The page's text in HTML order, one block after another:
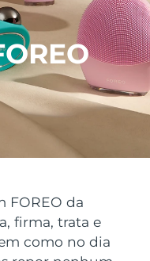
FOREO da
firma, trata e
como no dia
Meus aparelhos
Meus pedidos
Meus endereços
subscrições
Español
Português
Русский
繁體中文
Entrega prevista
Entrega prevista 8/11/26